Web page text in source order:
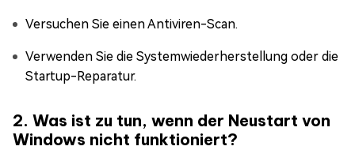
Versuchen Sie einen Antiviren-Scan.
Verwenden Sie die Systemwiederherstellung oder die
Startup-Reparatur.
2. Was ist zu tun, wenn der Neustart von
Windows nicht funktioniert?